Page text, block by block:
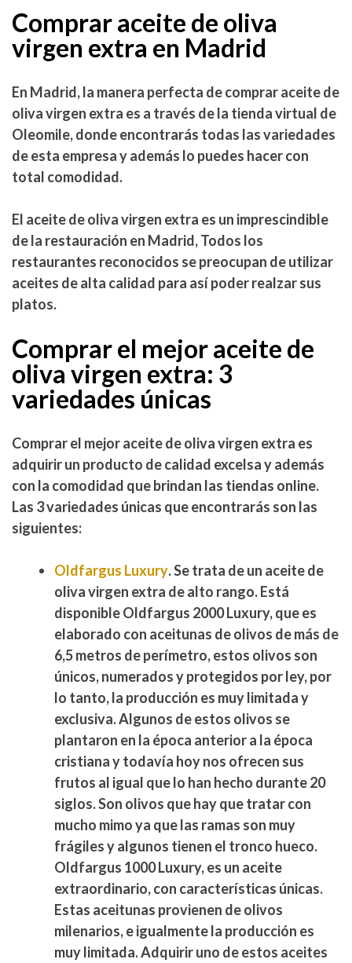
Comprar aceite de oliva
virgen extra en Madrid
En Madrid, la manera perfecta de comprar aceite de
oliva virgen extra es a través de la tienda virtual de
Oleomile, donde encontrarás todas las variedades
de esta empresa y además lo puedes hacer con
total comodidad.
El aceite de oliva virgen extra es un imprescindible
dela restauración en Madrid, Todos los
restaurantes reconocidos se preocupan de utilizar
aceites de alta calidad para así poder realzar sus
platos.
Comprar el mejor aceite de
oliva virgen extra: 3
variedades únicas
Comprar el mejor aceite de oliva virgen extra es
adquirir un producto de calidad excelsa y además
con la comodidad que brindan las tiendas online.
Las 3 variedades únicas que encontrarás son las
siguientes:
Oldfargus Luxury. Se trata de un aceite de
oliva virgen extra de alto rango. Está
disponible Oldfargus 2000 Luxury, que es
elaborado con aceitunas de olivos de más de
6,5 metros de perímetro, estos olivos son
únicos, numerados y protegidos por ley, por
lo tanto,la producción es muy limitada y
exclusiva. Algunos de estos olivos se
plantaron en la época anterior a la época
cristiana y todavía hoy nos ofrecen sus
frutos al igual que lo han hecho durante 20
siglos. Son olivos que hay que tratar con
mucho mimo ya que las ramas son muy
frágiles y algunos tienen el tronco hueco.
Oldfargus 1000 Luxury, es un aceite
extraordinario, con características únicas.
Estas aceitunas provienen de olivos
milenarios, e igualmente la producción es
muy limitada. Adquirir uno de estos aceites